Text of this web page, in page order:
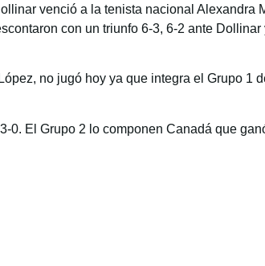
venció a la tenista nacional Alexandra
con un triunfo 6-3, 6-2 ante
no jugó hoy ya que integra el Grupo 1
El Grupo 2 lo componen Canadá que